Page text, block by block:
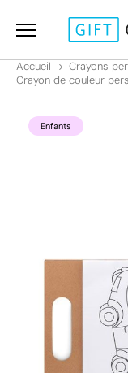
Accueil
Crayons
Crayon de couleur
Enfants